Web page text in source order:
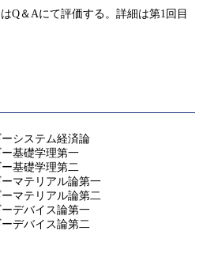
Q＆Aにて評価する。詳細は第1回目
システム経済論
基礎学理第一
基礎学理第二
マテリアル論第一
マテリアル論第二
デバイス論第一
デバイス論第二